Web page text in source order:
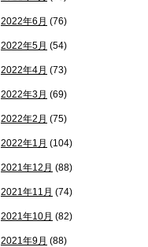
2022年6月 (76)
2022年5月 (54)
2022年4月 (73)
2022年3月 (69)
2022年2月 (75)
2022年1月 (104)
2021年12月 (88)
2021年11月 (74)
2021年10月 (82)
2021年9月 (88)